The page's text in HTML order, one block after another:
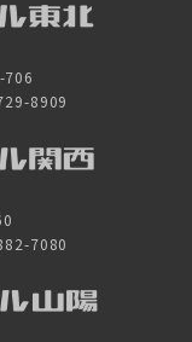
706
8909
7080